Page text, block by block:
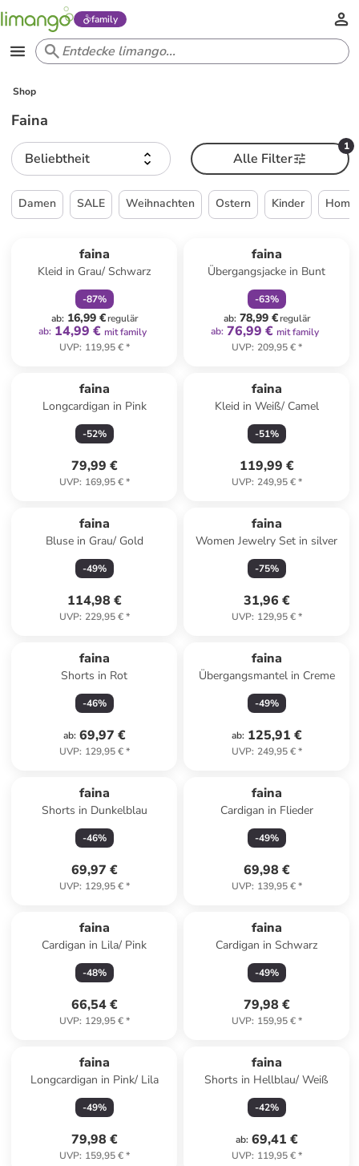
family
Shop
Faina
Beliebtheit
1
Alle Filter
Damen SALE Weihnachten Ostern Kinder
faina
Kleid in Grau/ Schwarz
-87%
ab: 16,99 €regulär
ab: 14,99 € mit family
UVP: 119,95 €*
faina
Übergangsjacke in Bunt
-63%
ab: 78,99 €regulär
ab: 76,99 € mit family
UVP: 209,95 €*
faina
Longcardigan in Pink
-52%
79,99 €
UVP: 169,95 €*
faina
Kleid in Weiß/ Camel
-51%
119,99 €
UVP: 249,95 €*
faina
Bluse in Grau/ Gold
-49%
114,98 €
UVP: 229,95 €*
faina
Women Jewelry Set in silver
-75%
31,96 €
UVP: 129,95 €*
faina
Shorts in Rot
-46%
ab: 69,97 €
UVP: 129,95 €*
faina
Übergangsmantel in Creme
-49%
ab: 125,91 €
UVP: 249,95 €*
faina
Shorts in Dunkelblau
-46%
69,97 €
UVP: 129,95 €*
faina
Cardigan in Flieder
-49%
69,98 €
UVP: 139,95 €*
faina
Cardigan in Lila/ Pink
-48%
66,54 €
UVP: 129,95 €*
faina
Cardigan in Schwarz
-49%
79,98 €
UVP: 159,95 €*
faina
Longcardigan in Pink/ Lila
-49%
79,98 €
UVP: 159,95 €*
faina
Shorts in Hellblau/ Weiß
-42%
ab: 69,41 €
UVP: 119,95 €*